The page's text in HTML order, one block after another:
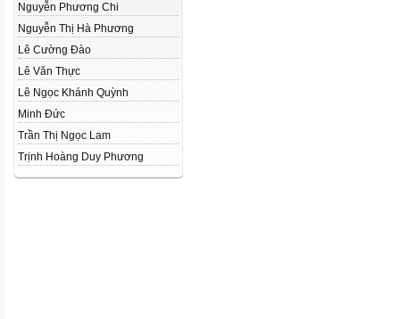
Nguyễn Phương Chi
Nguyễn Thị Hà Phương
Lê Cường Đào
Lê Văn Thực
Lê Ngọc Khánh Quỳnh
Minh Đức
Trần Thị Ngọc Lam
Trịnh Hoàng Duy Phương